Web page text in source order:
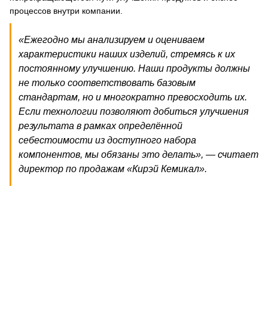
процессов внутри компании.
«Ежегодно мы анализируем и оцениваем
характеристики наших изделий, стремясь к их
постоянному улучшению. Наши продукты должны
не только соответствовать базовым
стандартам, но и многократно превосходить их.
Если технологии позволяют добиться улучшения
результата в рамках определённой
себестоимости из доступного набора
компонентов, мы обязаны это делать», — считает
директор по продажам «Кирэй Кемикал».